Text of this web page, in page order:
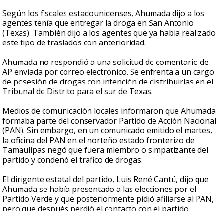
Según los fiscales estadounidenses, Ahumada dijo a los
agentes tenía que entregar la droga en San Antonio
(Texas). También dijo a los agentes que ya había realizado
este tipo de traslados con anterioridad.
Ahumada no respondió a una solicitud de comentario de
AP enviada por correo electrónico. Se enfrenta a un cargo
de posesión de drogas con intención de distribuirlas en el
Tribunal de Distrito para el sur de Texas.
Medios de comunicación locales informaron que Ahumada
formaba parte del conservador Partido de Acción Nacional
(PAN). Sin embargo, en un comunicado emitido el martes,
la oficina del PAN en el norteño estado fronterizo de
Tamaulipas negó que fuera miembro o simpatizante del
partido y condenó el tráfico de drogas.
El dirigente estatal del partido, Luis René Cantú, dijo que
Ahumada se había presentado a las elecciones por el
Partido Verde y que posteriormente pidió afiliarse al PAN,
pero que después perdió el contacto con el partido.